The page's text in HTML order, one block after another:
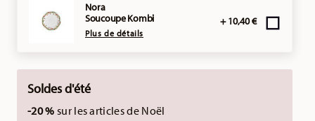
Nora
Soucoupe Kombi
Plus de détails
+ 10,40 €
Soldes d'été
-20 % sur les articles de Noël